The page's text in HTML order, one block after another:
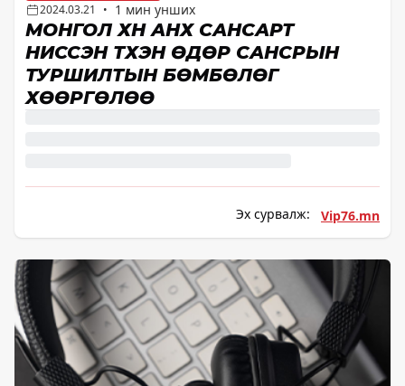
2024.03.21
• 1 мин унших
МОНГОЛ ХҮН АНХ САНСАРТ
НИССЭН ТҮҮХЭН ӨДӨР САНСРЫН
ТУРШИЛТЫН БӨМБӨЛӨГ
ХӨӨРГӨЛӨӨ
Эх сурвалж: Vip76.mn